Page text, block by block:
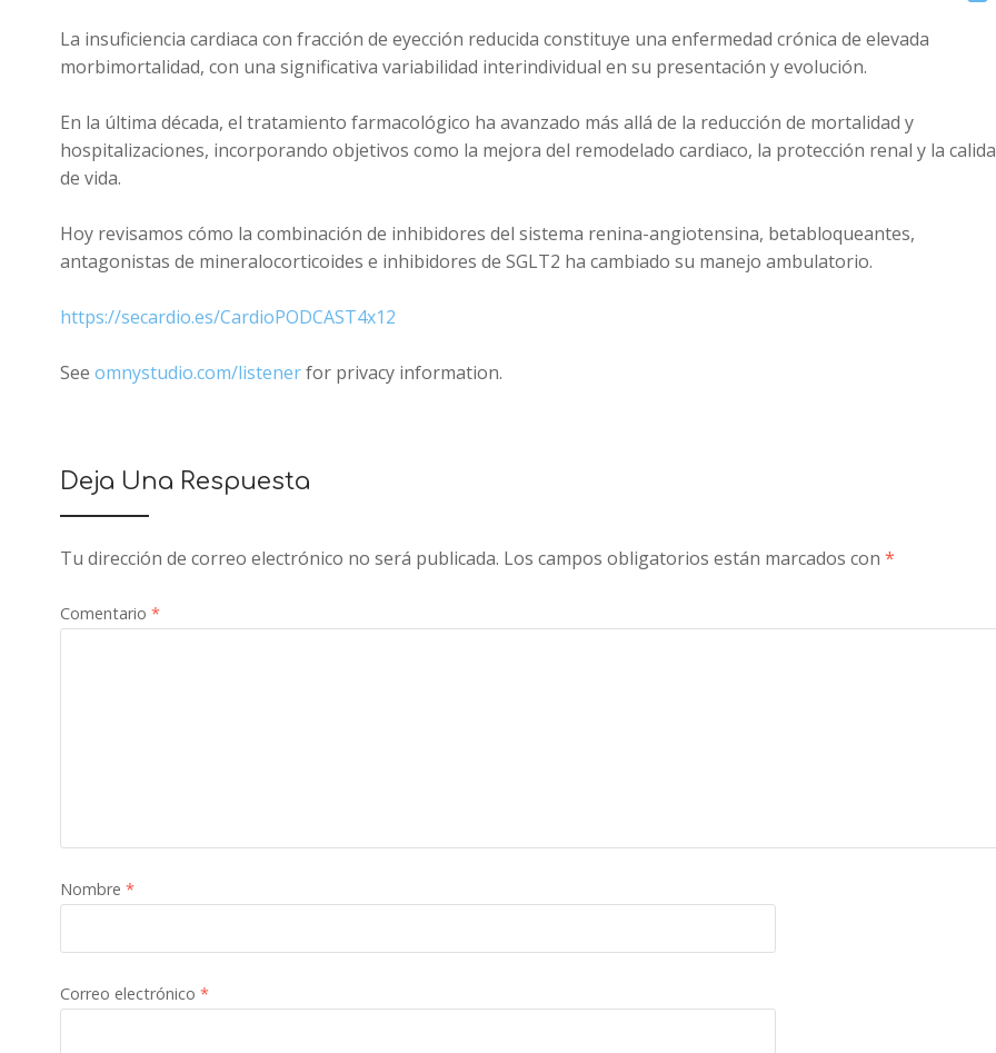
keys
decrease
La insuficiencia cardiaca con fracción de eyección reducida constituye una enfermedad crónica de elevada
morbimortalidad, con una significativa variabilidad interindividual en su presentación y evolución.
En la última década, el tratamiento farmacológico ha avanzado más allá de la reducción de mortalidad y
hospitalizaciones, incorporando objetivos como la mejora del remodelado cardiaco, la protección renal y la
de vida.
Hoy revisamos cómo la combinación de inhibidores del sistema renina-angiotensina, betabloqueantes,
antagonistas de mineralocorticoides e inhibidores de SGLT2 ha cambiado su manejo ambulatorio.
https://secardio.es/CardioPODCAST4x12
See omnystudio.com/listenerfor privacy information.
Deja Una Respuesta
Tu dirección de correo electrónico no será publicada. Los campos obligatorios están marcados con *
Comentario *
Nombre *
Correo electrónico *